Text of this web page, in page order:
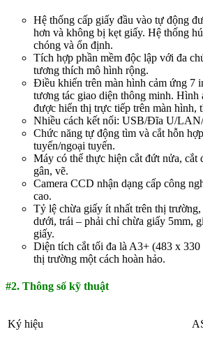
Hệ thống cấp giấy đầu vào tự động
hơn và không bị kẹt giấy. Hệ thống
chóng và ổn định.
Tích hợp phần mềm độc lập với đa
tương thích mô hình rộng.
Điều khiển trên màn hình cảm ứng 7
tương tác giao diện thông minh. Hình
được hiển thị trực tiếp trên màn hình,
Nhiều cách kết nối: USB/Đĩa U/
Chức năng tự động tìm và cắt hỗn
tuyến/ngoại tuyến.
Máy có thể thực hiện cắt đứt nửa, cắt
gân, vẽ.
Camera CCD nhận dạng cấp công
cao.
Tỷ lệ chừa giấy ít nhất trên thị trường,
dưới, trái – phải chỉ chừa giấy 5mm,
giấy.
Diện tích cắt tối đa là A3+ (483 x 330
thị trường một cách hoàn hảo.
#2. Thông số kỹ thuật
Ký hiệu